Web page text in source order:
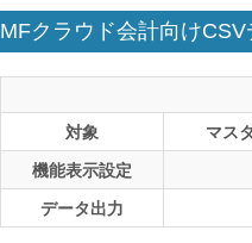
MFクラウド会計向けCSV
対象
マス
機能表示設定
データ出力